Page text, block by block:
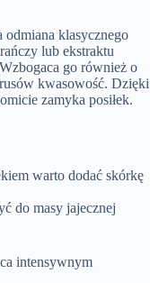
odmiana klasycznego
lub ekstraktu
go również o
kwasowość. Dzięki
zamyka posiłek.
warto dodać skórkę
do masy jajecznej
intensywnym